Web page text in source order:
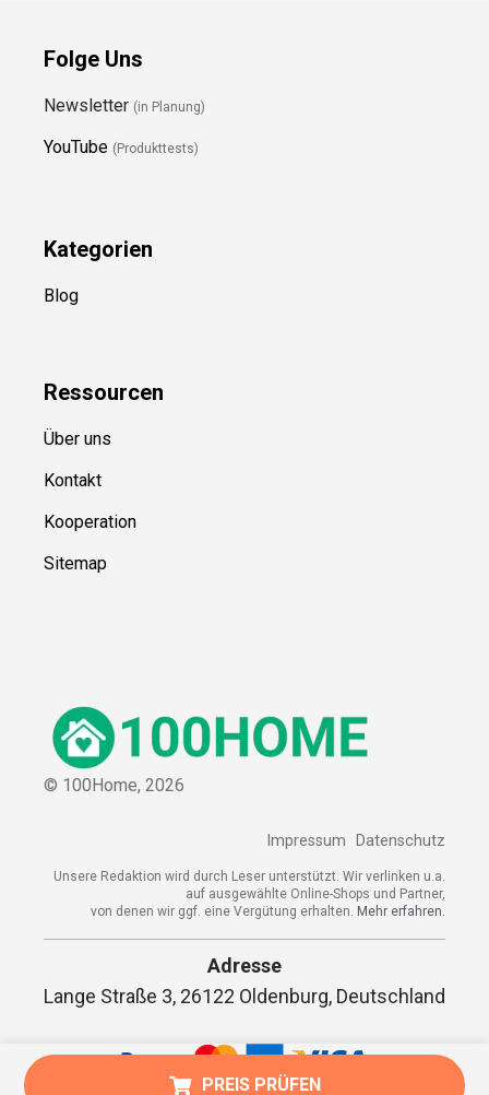
PREIS PRÜFEN
Folge Uns
Newsletter (in Planung)
YouTube (Produkttests)
Kategorien
Blog
Ressourcen
Über uns
Kontakt
Kooperation
Sitemap
© 100Home, 2026
Impressum Datenschutz
Unsere Redaktion wird durch Leser unterstützt. Wir verlinken u.a.
auf ausgewählte Online-Shops und Partner,
von denen wir ggf. eine Vergütung erhalten. Mehr erfahren.
Adresse
Lange Straße 3, 26122 Oldenburg, Deutschland